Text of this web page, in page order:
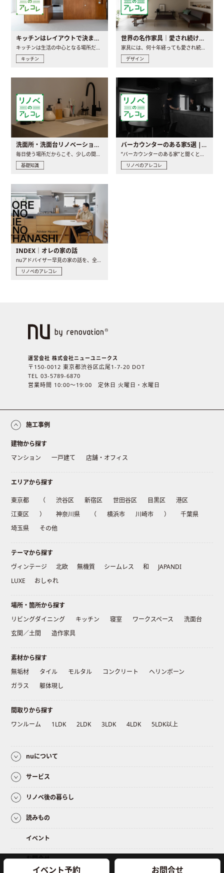
イベント予約 お問合せ
キッチンはレイアウトで決まる。後悔しないための考え方と選び方
キッチンは生活の中心となる場所だからこそ、家の中のどこに置..
キッチン
世界の名作家具｜愛され続ける理由と一生モノとの出会い方
家具には、何十年経っても愛され続ける「名作」と呼ばれるもの..
デザイン
洗面所・洗面台リノベーションの事例と間取りアイデア
基礎知識
バーカウンターのある家5選 | 日常に馴染む“距離の近い”キッチンとは
リノベのアレコレ
INDEX｜オレの家の話
nuアドバイザー早見の家の話を、全4話でお届け。リノベーションを..
リノベのアレコレ
運営会社 株式会社ニューユニークス
〒150-0012 東京都渋谷区広尾1-7-20 DOT
TEL 03-5789-6870
営業時間 10:00〜19:00 定休日 火曜日・水曜日
施工事例
建物から探す
マンション
一戸建て 店舗・オフィス
エリアから探す
東京都 （ 渋谷区 新宿区 世田谷区 目黒区
港区
江東区
） 神奈川県 （ 横浜市 川崎市 ）
千葉県
埼玉県
その他
テーマから探す
ヴィンテージ
北欧 無機質 シームレス 和
JAPANDI
LUXE
おしゃれ
場所・箇所から探す
リビングダイニング
キッチン 寝室 ワークスペース
洗面台
玄関／土間
造作家具
素材から探す
無垢材
タイル モルタル コンクリート
ヘリンボーン
ガラス
躯体現し
間取りから探す
ワンルーム
1LDK 2LDK 3LDK 4LDK 5LDK以上
nuについて
サービス
リノベ後の暮らし
読みもの
イベント
お問合せ